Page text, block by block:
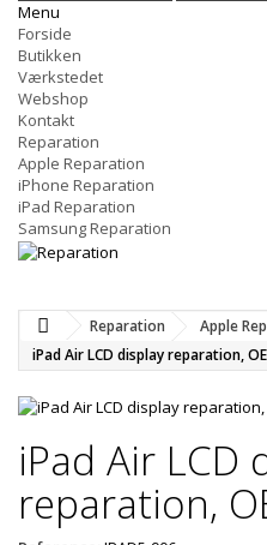
Menu
Forside
Butikken
Værkstedet
Webshop
Kontakt
Reparation
Apple Reparation
iPhone Reparation
iPad Reparation
Samsung Reparation
Reparation Apple
iPad Air LCD display reparation,
iPad Air LCD
reparation,